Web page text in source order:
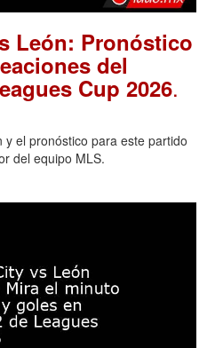
León: Pronóstico
del
Cup 2026.
el pronóstico para este partido
del equipo MLS.